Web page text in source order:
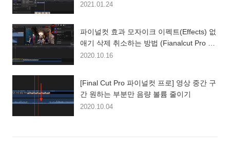
2021.01.24
파이널컷 효과 모자이크 이펙트(Effects) 없
애기 삭제 취소하는 방법 (Fianalcut Pro X /
파이널컷 기초 강좌)
2020.10.16
[Final Cut Pro 파이널컷 프로] 영상 중간 구
간 원하는 부분만 음량 볼륨 줄이기
2020.10.04